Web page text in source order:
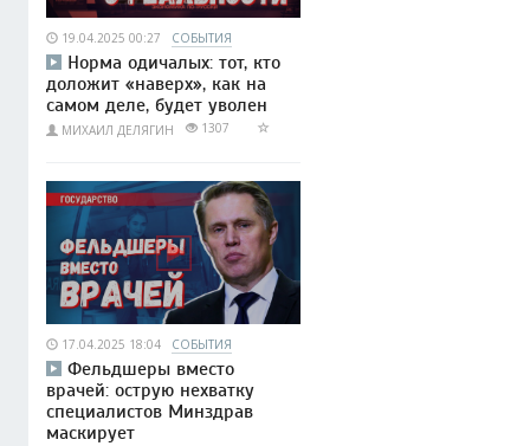
19.04.2025 00:27 СОБЫТИЯ
Норма одичалых: тот, кто
доложит «наверх», как на
самом деле, будет уволен
МИХАИЛ ДЕЛЯГИН 1307
17.04.2025 18:04 СОБЫТИЯ
Фельдшеры вместо
врачей: острую нехватку
специалистов Минздрав
маскирует